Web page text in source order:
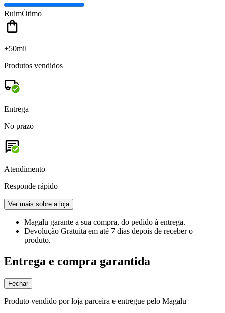
RuimÓtimo
+50mil
Produtos vendidos
Entrega
No prazo
Atendimento
Responde rápido
Ver mais sobre a loja
Magalu garante a sua compra, do pedido à entrega.
Devolução Gratuita em até 7 dias depois de receber o
produto.
Entrega e compra garantida
Fechar
Produto vendido por loja parceira e entregue pelo Magalu